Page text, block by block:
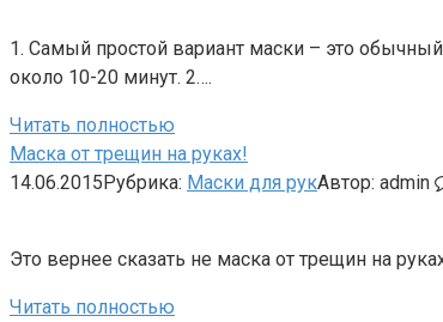
1. Самый простой вариант маски – это
около 10-20 минут. 2….
Читать полностью
Маска от трещин на руках!
14.06.2015Рубрика: Маски для рукАвтор: admin
Это вернее сказать не маска от трещин на
Читать полностью